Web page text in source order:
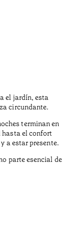
el jardín, esta
circundante.
terminan en
hasta el confort
a estar presente.
parte esencial de